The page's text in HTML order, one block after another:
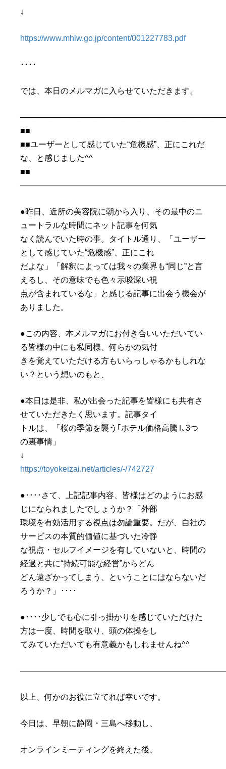
↓
https://www.mhlw.go.jp/content/001227783.pdf
････
では、本日のメルマガに入らせていただきます。
■■
■■ユーザーとして感じていた“危機感”、正にこれだ
な、と感じました^^
■■
●昨日、近所の美容院に朝から入り、その最中のニ
ュートラルな時間にネット記事を何気
なく読んでいた時の事。タイトル通り、「ユーザー
として感じていた“危機感”、正にこれ
だよな」「解釈によっては我々の業界も“同じ”と言
えるし、その意味でも色々示唆深い視
点が含まれているな」と感じる記事に出会う機会が
ありました。
●この内容、本メルマガにお付き合いいただいてい
る皆様の中にも私同様、何らかの気付
きを覚えていただける方もいらっしゃるかもしれな
い？という想いのもと、
●本日は是非、私が出会った記事を皆様にも共有さ
せていただきたく思います。記事タイ
トルは、「桜の季節を襲う｢ホテル価格高騰｣､3つ
の裏事情」
↓
https://toyokeizai.net/articles/-/742727
●････さて、上記記事内容、皆様はどのようにお感
じになられましたでしょうか？「外部
環境を有効活用する視点は勿論重要。だが、自社の
サービスの本質的価値に基づいた冷静
な視点・セルフイメージを有していないと、時間の
経過と共に“持続可能な経営”からどん
どん遠ざかってしまう、ということにはならないだ
ろうか？」････
●････少しでも心に引っ掛かりを感じていただけた
方は一度、時間を取り、頭の体操をし
てみていただいても有意義かもしれませんね^^
以上、何かのお役に立てれば幸いです。
今日は、早朝に静岡・三島へ移動し、
オンラインミーティングを終えた後、